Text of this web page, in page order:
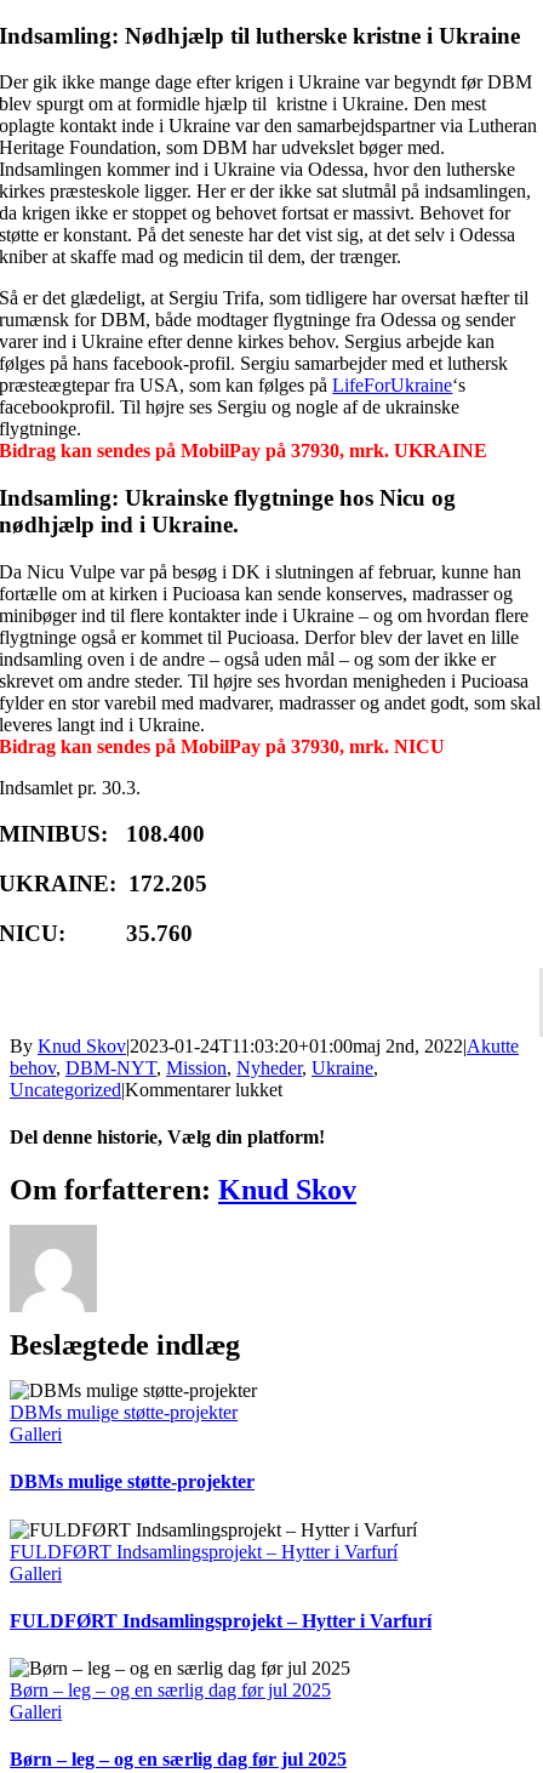
Indsamling: Nødhjælp til lutherske kristne i Ukraine
Der gik ikke mange dage efter krigen i Ukraine var begyndt før DBM
blev spurgt om at formidle hjælp til kristne i Ukraine. Den mest
oplagte kontakt inde i Ukraine var den samarbejdspartner via Lutheran
Heritage Foundation, som DBM har udvekslet bøger med.
Indsamlingen kommer ind i Ukraine via Odessa, hvor den lutherske
kirkes præsteskole ligger. Her er der ikke sat slutmål på indsamlingen,
da krigen ikke er stoppet og behovet fortsat er massivt. Behovet for
støtte er konstant. På det seneste har det vist sig, at det selv i Odessa
kniber at skaffe mad og medicin til dem, der trænger.
Så er det glædeligt, at Sergiu Trifa, som tidligere har oversat hæfter til
rumænsk for DBM, både modtager flygtninge fra Odessa og sender
varer ind i Ukraine efter denne kirkes behov. Sergius arbejde kan
følges på hans facebook-profil. Sergiu samarbejder med et luthersk
præsteægtepar fra USA, som kan følges påLifeForUkraine‘s
facebookprofil. Til højre ses Sergiu og nogle af de ukrainske
flygtninge.
Bidrag kan sendes på MobilPay på 37930, mrk. UKRAINE
Indsamling: Ukrainske flygtninge hos Nicu og
nødhjælp ind i Ukraine.
Da Nicu Vulpe var på besøg i DK i slutningen af februar, kunne han
fortælle om at kirken i Pucioasa kan sende konserves, madrasser og
minibøger ind til flere kontakter inde i Ukraine – og om hvordan flere
flygtninge også er kommet til Pucioasa. Derfor blev der lavet en lille
indsamling oven i de andre – også uden mål – og som der ikke er
skrevet om andre steder. Til højre ses hvordan menigheden i Pucioasa
fylder en stor varebil med madvarer, madrasser og andet godt, som skal
leveres langt ind i Ukraine.
Bidrag kan sendes på MobilPay på 37930, mrk. NICU
Indsamlet pr. 30.3.
MINIBUS: 108.400
UKRAINE: 172.205
NICU: 35.760
By Knud Skov|2023-01-24T11:03:20+01:00maj 2nd, 2022|Akutte
behov, DBM-NYT, Mission, Nyheder, Ukraine,
Uncategorized|Kommentarer lukkettil
indsamlingsprojekter
Del denne historie, Vælg din platform!
Facebook
X
Reddit
LinkedIn
Tumblr
Pinterest
Vk
E-
mail
Om forfatteren: Knud Skov
Beslægtede indlæg
DBMs mulige støtte-projekter
Galleri
DBMs mulige støtte-projekter
FULDFØRT Indsamlingsprojekt – Hytter i Varfurí
Galleri
FULDFØRT Indsamlingsprojekt – Hytter i Varfurí
Børn – leg – og en særlig dag før jul 2025
Galleri
Børn – leg – og en særlig dag før jul 2025